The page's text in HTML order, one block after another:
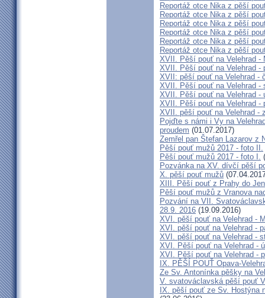
Reportáž otce Nika z pěší
Reportáž otce Nika z pěší
Reportáž otce Nika z pěší
Reportáž otce Nika z pěší
Reportáž otce Nika z pěší
Reportáž otce Nika z pěší
XVII. Pěší pouť na Velehrad -
XVII. Pěší pouť na Velehrad -
XVII: pěší pouť na Velehrad -
XVII. Pěší pouť na Velehrad -
XVII. Pěší pouť na Velehrad -
XVII. Pěší pouť na Velehrad -
XVII. pěší pouť na Velehrad -
Pojďte s námi i Vy na
proudem (01.07.2017)
Zemřel pan Štefan Lazarov z
Pěší pouť mužů 2017 - foto II.
Pěší pouť mužů 2017 - foto I.
Pozvánka na XV. dívčí pěší
X. pěší pouť mužů
XIII. Pěší pouť z Prahy do
Pěší pouť mužů z Vranova
Pozvání na VII.
28.9. 2016 (19.09.2016)
XVI. pěší pouť na Velehrad -
XVI. pěší pouť na Velehrad -
XVI. pěší pouť na Velehrad -
XVI. Pěší pouť na Velehrad -
XVI. Pěší pouť na Velehrad -
IX. PĚŠÍ POUŤ Opava-
Ze Sv. Antonínka pěšky na
V. svatováclavská pěší pouť
IX. pěší pouť ze Sv. Hostýna